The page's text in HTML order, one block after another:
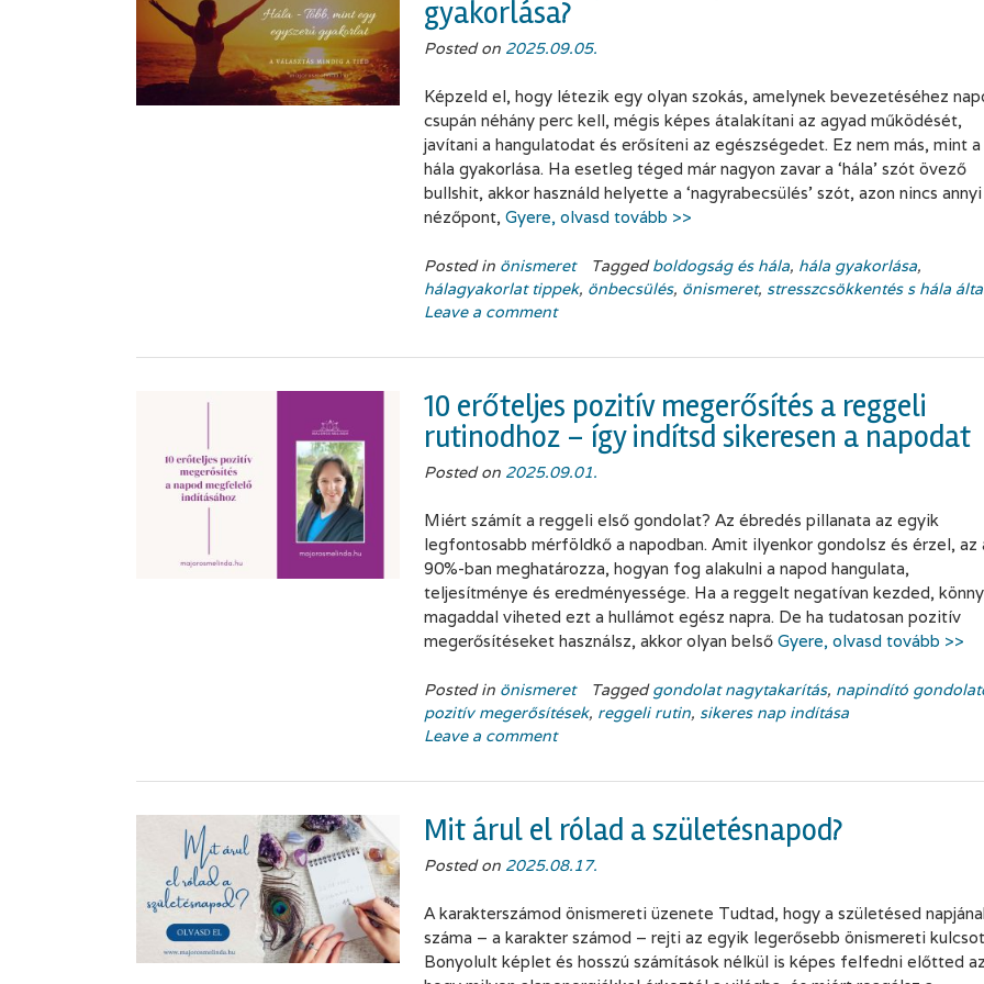
gyakorlása?
Posted on 2025.09.05.
Képzeld el, hogy létezik egy olyan szokás, amelynek bevezetéséhez
csupán néhány perc kell, mégis képes átalakítani az agyad működését,
javítani a hangulatodat és erősíteni az egészségedet. Ez nem más, mint a
hála gyakorlása. Ha esetleg téged már nagyon zavar a ‘hála’ szót övező
bullshit, akkor használd helyette a ‘nagyrabecsülés’ szót, azon nincs annyi
nézőpont, Gyere, olvasd tovább >>
Posted in önismeret Taggedboldogság és hála, hála gyakorlása,
hálagyakorlat tippek, önbecsülés, önismeret, stresszcsökkentés s hála
Leave a comment
10 erőteljes pozitív megerősítés a reggeli
rutinodhoz – így indítsd sikeresen a napodat
Posted on 2025.09.01.
Miért számít a reggeli első gondolat? Az ébredés pillanata az egyik
legfontosabb mérföldkő a napodban. Amit ilyenkor gondolsz és érzel, az
90%-ban meghatározza, hogyan fog alakulni a napod hangulata,
teljesítménye és eredményessége. Ha a reggelt negatívan kezded,
magaddal viheted ezt a hullámot egész napra. De ha tudatosan pozitív
megerősítéseket használsz, akkor olyan belső Gyere, olvasd tovább >>
Posted in önismeret Taggedgondolat nagytakarítás, napindító
pozitív megerősítések, reggeli rutin, sikeres nap indítása
Leave a comment
Mit árul el rólad a születésnapod?
Posted on 2025.08.17.
A karakterszámod önismereti üzenete Tudtad, hogy a születésed
száma – a karakter számod – rejti az egyik legerősebb önismereti
Bonyolult képlet és hosszú számítások nélkül is képes felfedni előtted